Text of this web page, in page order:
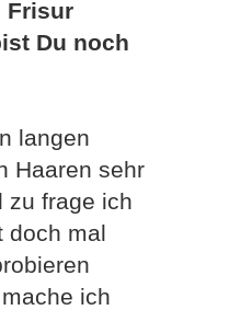
Frisur
Du noch
langen
Haaren sehr
zu frage ich
doch mal
ich